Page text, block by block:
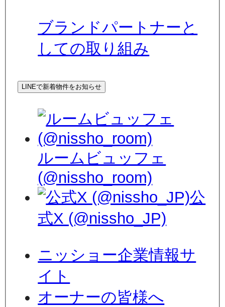
ブランドパートナーと
しての取り組み
LINEで新着物件をお知らせ
ルームビュッフェ
(@nissho_room)
公
式X (@nissho_JP)
ニッショー企業情報サ
イト
オーナーの皆様へ